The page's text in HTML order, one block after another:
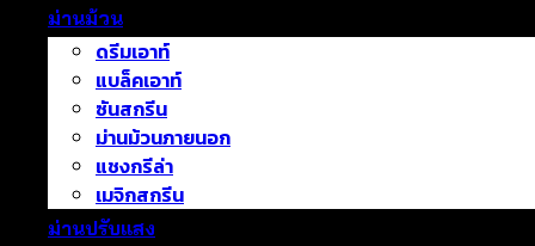
ม่านม้วน
ดรีมเอาท์
แบล็คเอาท์
ซันสกรีน
ม่านม้วนภายนอก
แชงกรีล่า
เมจิกสกรีน
ม่านปรับแสง